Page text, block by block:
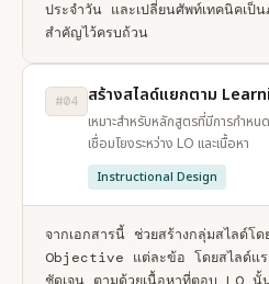
ประจำวัน และเปลี่ยนศัพท์เทคนิคเป็
สำคัญไว้ครบถ้วน
#04 สร้างสไลด์แยกตาม
เหมาะสำหรับหลักสูตรที่มีการกำหน
เชื่อมโยงระหว่าง LO และเนื้อหา
Instructional Design
จากเอกสารนี้ ช่วยสร้างกลุ่มสไลด์โ
Objective แต่ละข้อ โดยสไลด์แร